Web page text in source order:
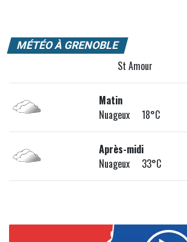
MÉTÉO À GRENOBLE
St Amour
Matin
Nuageux 18°C
Après-midi
Nuageux 33°C